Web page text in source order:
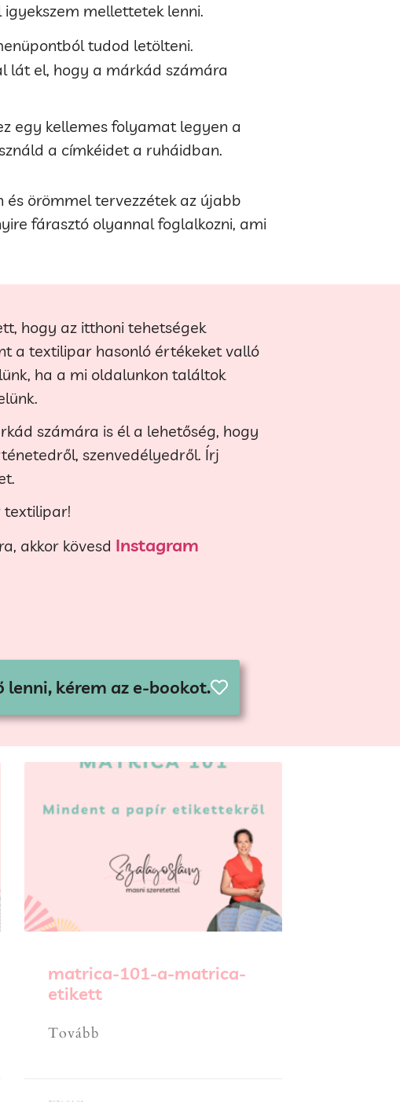
mellettetek lenni.
tudod letölteni.
lát el, hogy a márkád számára
egy kellemes folyamat legyen a
a címkéidet a ruháidban.
örömmel tervezzétek az újabb
fárasztó olyannal foglalkozni, ami
hogy az itthoni tehetségek
a textilipar hasonló értékeket valló
ha a mi oldalunkon találtok
számára is él a lehetőség, hogy
szenvedélyedről. Írj
textilipar!
akkor kövesd Instagram
kérem az e-bookot.
matrica-101-a-matrica-
etikett
Tovább